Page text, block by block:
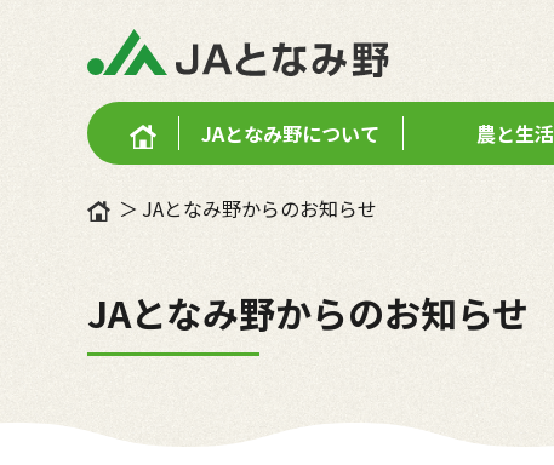
JAとなみ野について 農と生活
JAとなみ野からのお知らせ
JAとなみ野からのお知らせ